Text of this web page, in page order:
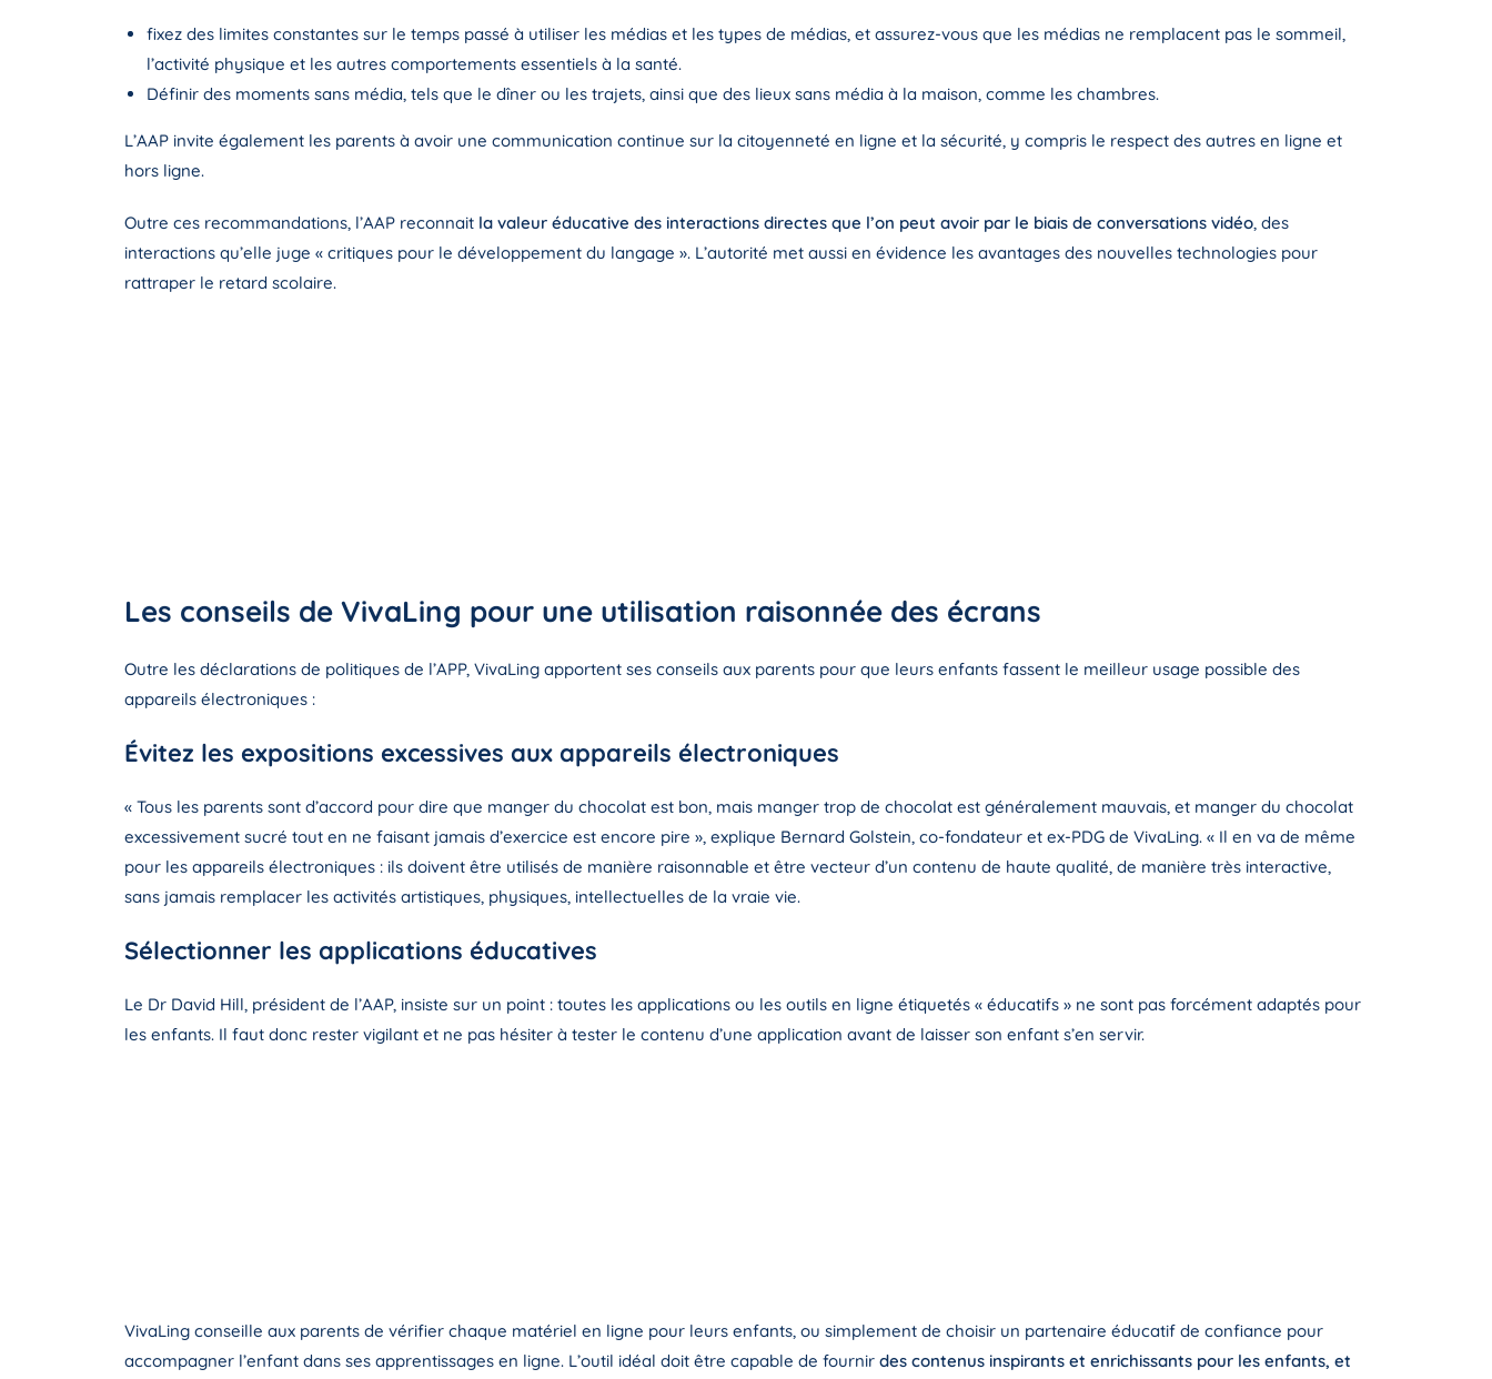
fixez des limites constantes sur le temps passé à utiliser les médias et les types de médias, et assurez-vous que les médias ne remplacent pas le sommeil,
l’activité physique et les autres comportements essentiels à la santé.
Définir des moments sans média, tels que le dîner ou les trajets, ainsi que des lieux sans média à la maison, comme les chambres.
L’AAP invite également les parents à avoir une communication continue sur la citoyenneté en ligne et la sécurité, y compris le respect des autres en ligne et
hors ligne.
Outre ces recommandations, l’AAP reconnait la valeur éducative des interactions directes que l’on peut avoir par le biais de conversations vidéo, des
interactions qu’elle juge « critiques pour le développement du langage ». L’autorité met aussi en évidence les avantages des nouvelles technologies pour
rattraper le retard scolaire.
Les conseils de VivaLing pour une utilisation raisonnée des écrans
Outre les déclarations de politiques de l’APP, VivaLing apportent ses conseils aux parents pour que leurs enfants fassent le meilleur usage possible des
appareils électroniques :
Évitez les expositions excessives aux appareils électroniques
« Tous les parents sont d’accord pour dire que manger du chocolat est bon, mais manger trop de chocolat est généralement mauvais, et manger du chocolat
excessivement sucré tout en ne faisant jamais d’exercice est encore pire », explique Bernard Golstein, co-fondateur et ex-PDG de VivaLing. « Il en va de même
pour les appareils électroniques : ils doivent être utilisés de manière raisonnable et être vecteur d’un contenu de haute qualité, de manière très interactive,
sans jamais remplacer les activités artistiques, physiques, intellectuelles de la vraie vie.
Sélectionner les applications éducatives
Le Dr David Hill, président de l’AAP, insiste sur un point : toutes les applications ou les outils en ligne étiquetés « éducatifs » ne sont pas forcément adaptés pour
les enfants. Il faut donc rester vigilant et ne pas hésiter à tester le contenu d’une application avant de laisser son enfant s’en servir.
VivaLing conseille aux parents de vérifier chaque matériel en ligne pour leurs enfants, ou simplement de choisir un partenaire éducatif de confiance pour
accompagner l’enfant dans ses apprentissages en ligne. L’outil idéal doit être capable de fournir des contenus inspirants et enrichissants pour les enfants, et